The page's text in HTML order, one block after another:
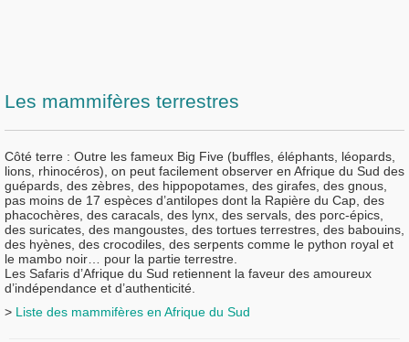
Les mammifères terrestres
Côté terre : Outre les fameux Big Five (buffles, éléphants, léopards,
lions, rhinocéros), on peut facilement observer en Afrique du Sud des
guépards, des zèbres, des hippopotames, des girafes, des gnous,
pas moins de 17 espèces d’antilopes dont la Rapière du Cap, des
phacochères, des caracals, des lynx, des servals, des porc-épics,
des suricates, des mangoustes, des tortues terrestres, des babouins,
des hyènes, des crocodiles, des serpents comme le python royal et
le mambo noir… pour la partie terrestre.
Les Safaris d’Afrique du Sud retiennent la faveur des amoureux
d’indépendance et d’authenticité.
> Liste des mammifères en Afrique du Sud